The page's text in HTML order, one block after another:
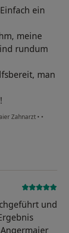
ein
meine
rundum
man
Zahnarzt • •
und